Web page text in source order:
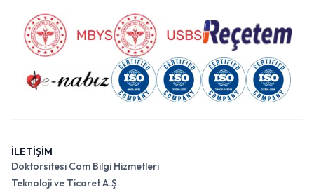
İLETİŞİM
Doktorsitesi Com Bilgi Hizmetleri
Teknoloji ve Ticaret A.Ş.